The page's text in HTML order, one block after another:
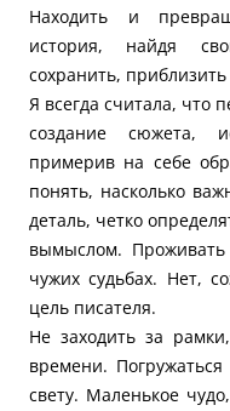
Находить и
история, найдя
сохранить,
Я всегда считала, что
создание сюжета,
примерив на себе
понять, насколько
деталь, четко
вымыслом.
чужих судьбах. Нет,
цель писателя.
Не заходить за
времени.
свету. Маленькое